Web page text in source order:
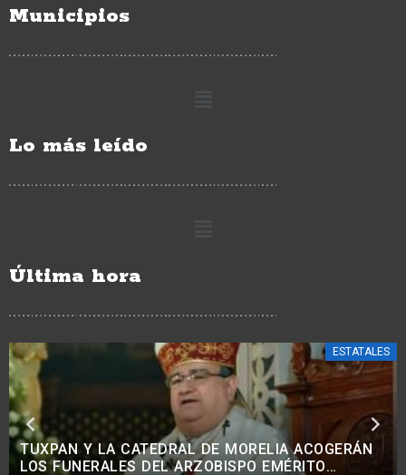
Municipios
Lo más leído
Última hora
ESTATALES
CON PROGRAMAS DE APOYO A NIÑOS, NIÑAS Y
MUJERES, SE REDUCE EL ABANDONO DE